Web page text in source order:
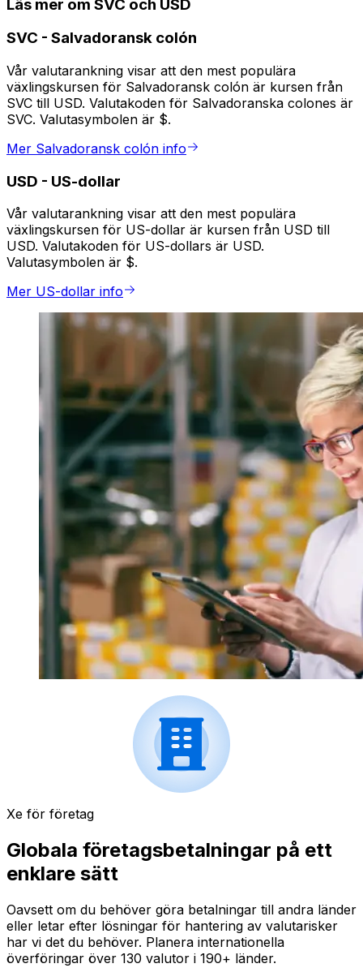
Läs mer om SVC och USD
SVC - Salvadoransk colón
Vår valutarankning visar att den mest populära
växlingskursen för Salvadoransk colón är kursen från
SVC till USD. Valutakoden för Salvadoranska colones är
SVC. Valutasymbolen är $.
Mer Salvadoransk colón info
USD - US-dollar
Vår valutarankning visar att den mest populära
växlingskursen för US-dollar är kursen från USD till
USD. Valutakoden för US-dollars är USD.
Valutasymbolen är $.
Mer US-dollar info
Xe för företag
Globala företagsbetalningar på ett
enklare sätt
Oavsett om du behöver göra betalningar till andra länder
eller letar efter lösningar för hantering av valutarisker
har vi det du behöver. Planera internationella
överföringar över 130 valutor i 190+ länder.